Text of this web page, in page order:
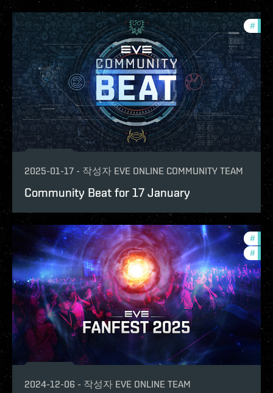
#
2025-01-17 - 작성자 EVE ONLINE COMMUNITY TEAM
Community Beat for 17 January
#
#
2024-12-06 - 작성자 EVE ONLINE TEAM